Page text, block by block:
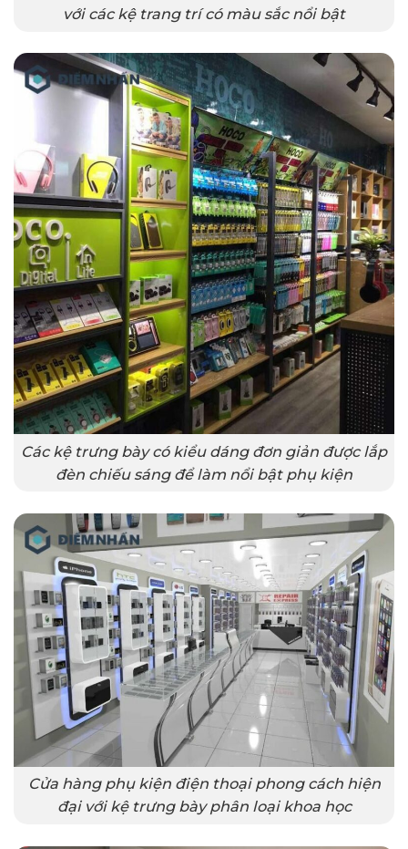
với các kệ trang trí có màu sắc nổi bật
Các kệ trưng bày có kiểu dáng đơn giản được lắp
đèn chiếu sáng để làm nổi bật phụ kiện
Cửa hàng phụ kiện điện thoại phong cách hiện
đại với kệ trưng bày phân loại khoa học